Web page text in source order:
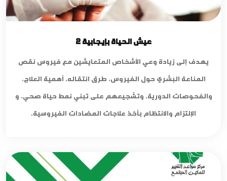
عيش الحياة بإيجابية 2
يهدف إلى زيادة وعي الأشخاص المتعايشين مع فيروس نقص
المناعة البشري حول الفيروس، طرق انتقاله، أهمية العلاج،
والفحوصات الدورية. وتشجيعهم على تبني نمط حياة صحي، و
الإلتزام والانتظام بأخذ علاجات المضادات الفيروسية.